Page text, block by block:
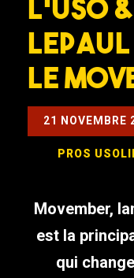
L’USO
le
21 NOVEMBRE
PROS
Movember,
est la
qui